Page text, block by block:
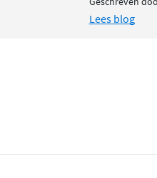
Lees blog